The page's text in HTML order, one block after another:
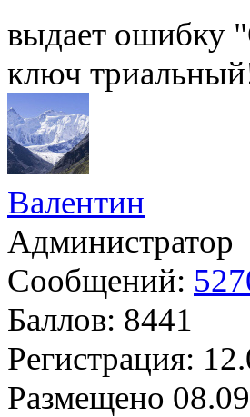
выдает ошибку
ключ
Валентин
Администратор
Сообщений:
Баллов: 8441
Регистрация:
Размещено